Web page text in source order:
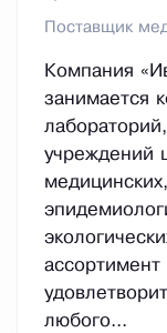
Поставщик
Компания
занимается
учреждений
любого...